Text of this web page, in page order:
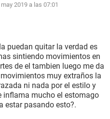
may 2019 a las 07:01
puedan quitar la verdad es
sintiendo movimientos en
de el tambien luego me da
muy extraños la
ni nada por el estilo y
inflama mucho el estomago
estar pasando esto?.